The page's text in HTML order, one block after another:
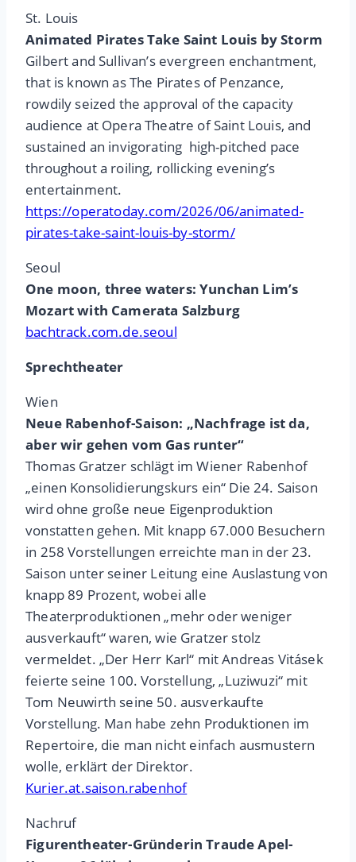
St. Louis
Animated Pirates Take Saint Louis by Storm
Gilbert and Sullivan’s evergreen enchantment,
that is known as The Pirates of Penzance,
rowdily seized the approval of the capacity
audience at Opera Theatre of Saint Louis, and
sustained an invigorating high-pitched pace
throughout a roiling, rollicking evening’s
entertainment.
https://operatoday.com/2026/06/animated-
pirates-take-saint-louis-by-storm/
Seoul
One moon, three waters: Yunchan Lim’s
Mozart with Camerata Salzburg
bachtrack.com.de.seoul
Sprechtheater
Wien
Neue Rabenhof-Saison: „Nachfrage ist da,
aber wir gehen vom Gas runter“
Thomas Gratzer schlägt im Wiener Rabenhof
„einen Konsolidierungskurs ein“ Die 24. Saison
wird ohne große neue Eigenproduktion
vonstatten gehen. Mit knapp 67.000 Besuchern
in 258 Vorstellungen erreichte man in der 23.
Saison unter seiner Leitung eine Auslastung von
knapp 89 Prozent, wobei alle
Theaterproduktionen „mehr oder weniger
ausverkauft“ waren, wie Gratzer stolz
vermeldet. „Der Herr Karl“ mit Andreas Vitásek
feierte seine 100. Vorstellung, „Luziwuzi“ mit
Tom Neuwirth seine 50. ausverkaufte
Vorstellung. Man habe zehn Produktionen im
Repertoire, die man nicht einfach ausmustern
wolle, erklärt der Direktor.
Kurier.at.saison.rabenhof
Nachruf
Figurentheater-Gründerin Traude Apel-